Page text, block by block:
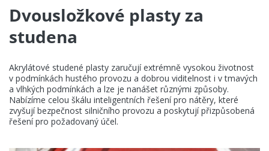
Dvousložkové plasty za
studena
Akrylátové studené plasty zaručují extrémně vysokou životnost
v podmínkách hustého provozu a dobrou viditelnost i v tmavých
a vlhkých podmínkách a lze je nanášet různými způsoby.
Nabízíme celou škálu inteligentních řešení pro nátěry, které
zvyšují bezpečnost silničního provozu a poskytují přizpůsobená
řešení pro požadovaný účel.